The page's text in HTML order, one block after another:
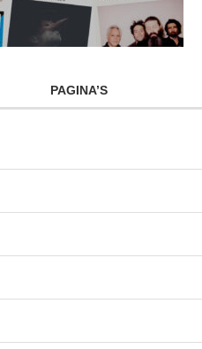
PAGINA’S